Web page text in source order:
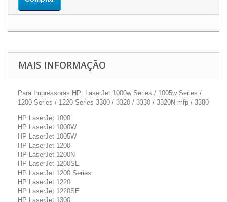
MAIS INFORMAÇÃO
Para Impressoras HP: LaserJet 1000w Series / 1005w Series /
1200 Series / 1220 Series 3300 / 3320 / 3330 / 3320N mfp / 3380
HP LaserJet 1000
HP LaserJet 1000W
HP LaserJet 1005W
HP LaserJet 1200
HP LaserJet 1200N
HP LaserJet 1200SE
HP LaserJet 1200 Series
HP LaserJet 1220
HP LaserJet 1220SE
HP LaserJet 1300